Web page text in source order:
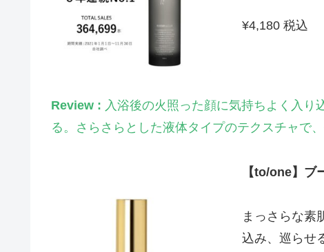
¥4,180 税込
Review : 入浴後の火照った顔に気持ちよく入り
る。さらさらとした液体タイプのテクスチャで
【to/one】ブ
まっさらな素
込み、巡らせ